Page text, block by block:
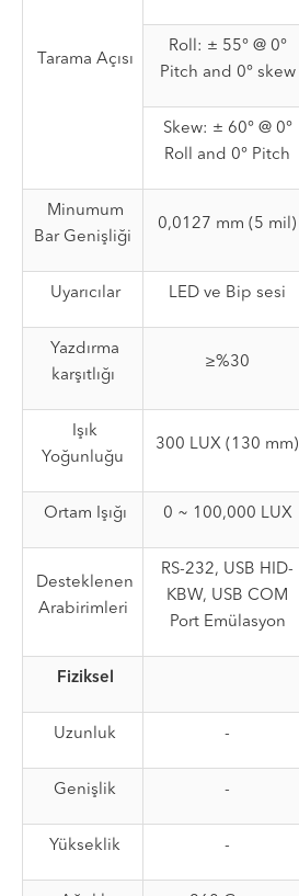
Tarama Açısı
Roll: ± 55° @ 0°
Pitch and 0° skew
Skew: ± 60° @ 0°
Roll and 0° Pitch
Minumum
Bar Genişliği
0,0127 mm (5 mil)
Uyarıcılar LED ve Bip sesi
Yazdırma
karşıtlığı
≥%30
Işık
Yoğunluğu
300 LUX (130 mm)
Ortam Işığı 0 ~ 100,000 LUX
Desteklenen
Arabirimleri
RS-232, USB HID-
KBW, USB COM
Port Emülasyon
Fiziksel
Uzunluk -
Genişlik -
Yükseklik -